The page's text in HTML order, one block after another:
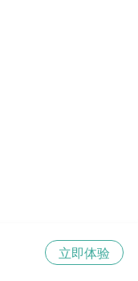
立即体验